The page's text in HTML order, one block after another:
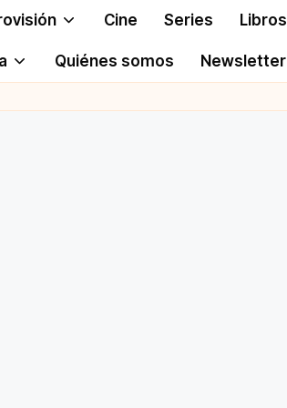
Cine Series Libros
Quiénes somos Newsletter